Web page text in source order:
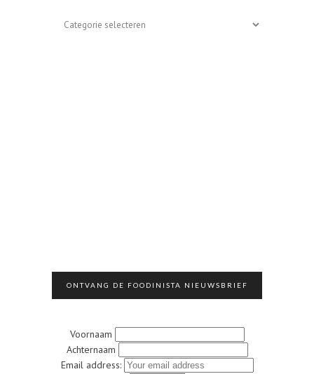
Categoriën
ONTVANG DE FOODINISTA NIEUWSBRIEF
Voornaam
Achternaam
Email address: